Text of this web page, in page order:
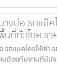
างบ่อ รถแม็
นที่ทั่วไทย ร
รถแมคโครให้เช่า
มด้วยทีมงานที่มีป